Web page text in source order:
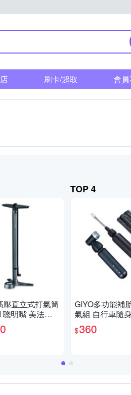
刷卡/超取 會
壓直立式打氣筒
聰明嘴 美法兩
TOP 4
GIYO多功能補
氣組 自行車隨
氣
$360